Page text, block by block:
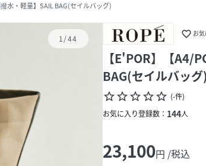
水・軽量】SAIL BAG(セイルバッグ)
1/44 favorite_border お
【E'POR】【A4/
BAG(セイルバッグ)
star_borderstar_borderstar_borderstar_borderstar_border (-件)
お気に入り登録数： 144人
23,100円 /税込